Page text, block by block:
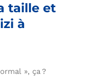
taille et
à
», ça ?